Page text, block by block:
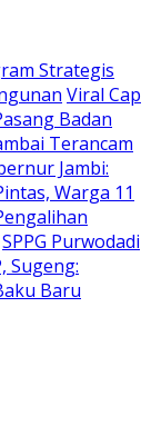
Strategis
Viral Cap
Badan
Terancam
Jambi:
Warga 11
SPPG Purwodadi
Sugeng:
Baru